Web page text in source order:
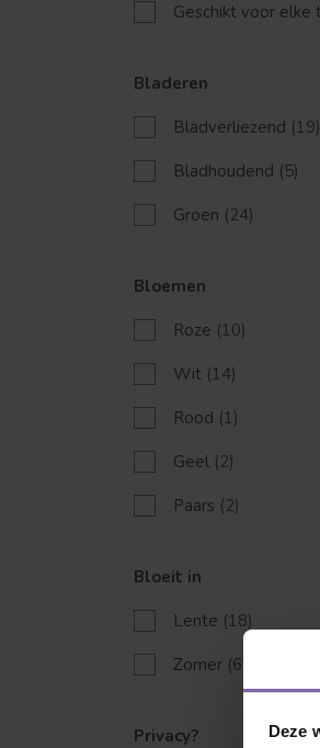
Deze
Geschikt voor elke
Bladeren
Bladverliezend (19)
Bladhoudend (5)
Groen (24)
Bloemen
Roze (10)
Wit (14)
Rood (1)
Geel (2)
Paars (2)
Bloeit in
Lente (18)
Zomer (6)
Privacy?